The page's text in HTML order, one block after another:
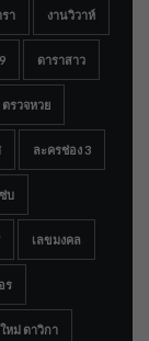
า งานวิวาห์
ดาราสาว
ตรวจหวย
ละครช่อง 3
บ
เลขมงคล
ร
ใหม่ ดาวิกา